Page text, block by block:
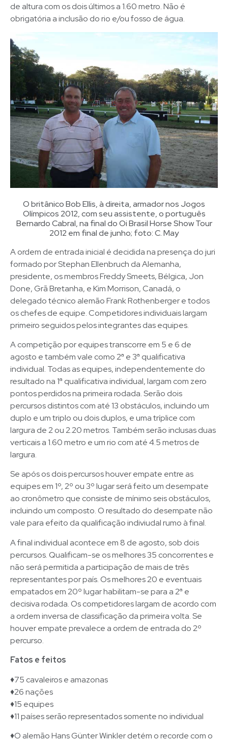
de altura com os dois últimos a 1.60 metro. Não é
obrigatória a inclusão do rio e/ou fosso de água.
O britânico Bob Ellis, à direita, armador nos Jogos
Olímpicos 2012, com seu assistente, o português
Bernardo Cabral, na final do Oi Brasil Horse Show Tour
2012 em final de junho; foto: C. May
A ordem de entrada inicial é decidida na presença do juri
formado por Stephan Ellenbruch da Alemanha,
presidente, os membros Freddy Smeets, Bélgica, Jon
Done, Grã Bretanha, e Kim Morrison, Canadá, o
delegado técnico alemão Frank Rothenberger e todos
os chefes de equipe. Competidores individuais largam
primeiro seguidos pelos integrantes das equipes.
A competição por equipes transcorre em 5 e 6 de
agosto e também vale como 2ª e 3ª qualificativa
individual. Todas as equipes, independentemente do
resultado na 1ª qualificativa individual, largam com zero
pontos perdidos na primeira rodada. Serão dois
percursos distintos com até 13 obstáculos, incluindo um
duplo e um triplo ou dois duplos, e uma tríplice com
largura de 2 ou 2.20 metros. Também serão inclusas duas
verticais a 1.60 metro e um rio com até 4.5 metros de
largura.
Se após os dois percursos houver empate entre as
equipes em 1º, 2º ou 3º lugar será feito um desempate
ao cronômetro que consiste de mínimo seis obstáculos,
incluindo um composto. O resultado do desempate não
vale para efeito da qualificação indiviudal rumo à final.
A final individual acontece em 8 de agosto, sob dois
percursos. Qualificam-se os melhores 35 concorrentes e
não será permitida a participação de mais de três
representantes por país. Os melhores 20 e eventuais
empatados em 20º lugar habilitam-se para a 2ª e
decisiva rodada. Os competidores largam de acordo com
a ordem inversa de classificação da primeira volta. Se
houver empate prevalece a ordem de entrada do 2º
percurso.
Fatos e feitos
♦75 cavaleiros e amazonas
♦26 nações
♦15 equipes
♦11 países serão representados somente no individual
♦O alemão Hans Günter Winkler detém o recorde com o